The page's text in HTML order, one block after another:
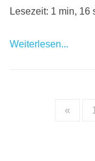
Lesezeit: 1 min, 16
Weiterlesen...
« 1